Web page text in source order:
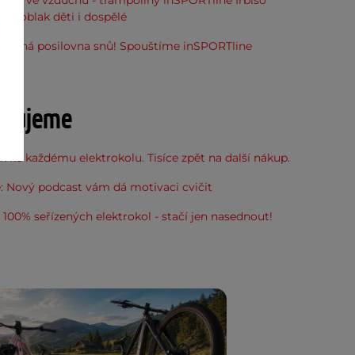
oblak děti i dospělé
posilovna snů! Spouštíme inSPORTline
ke každému elektrokolu. Tisíce zpět na další nákup.
Nový podcast vám dá motivaci cvičit
100% seřízených elektrokol - stačí jen nasednout!